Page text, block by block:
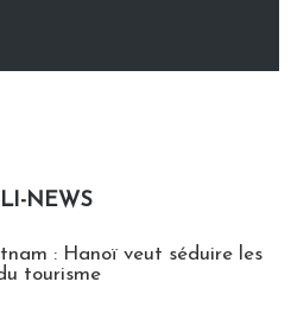
NEWS
: Hanoï veut séduire les
tourisme